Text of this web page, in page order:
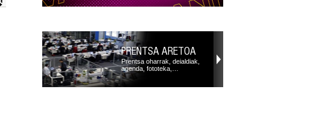
PRENTSA ARETOA
Prentsa oharrak, deialdiak,
agenda, fototeka,…